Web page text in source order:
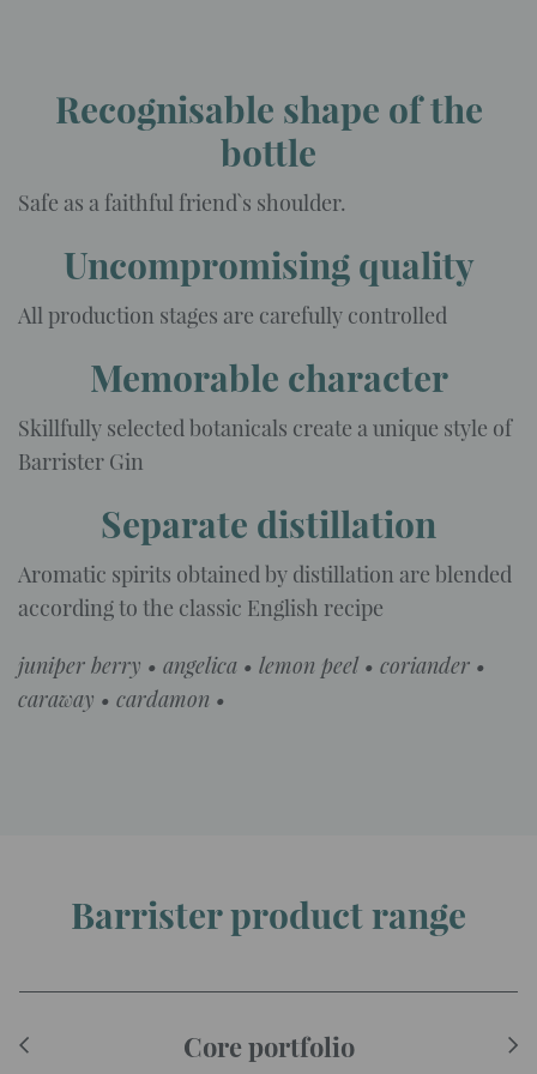
Recognisable shape of the
bottle
Safe as a faithful friend`s shoulder.
Uncompromising quality
All production stages are carefully controlled
Memorable character
Skillfully selected botanicals create a unique style of
Barrister Gin
Separate distillation
Aromatic spirits obtained by distillation are blended
according to the classic English recipe
juniper berry • angelica • lemon peel • coriander •
caraway • cardamon •
Barrister product range
Core portfolio